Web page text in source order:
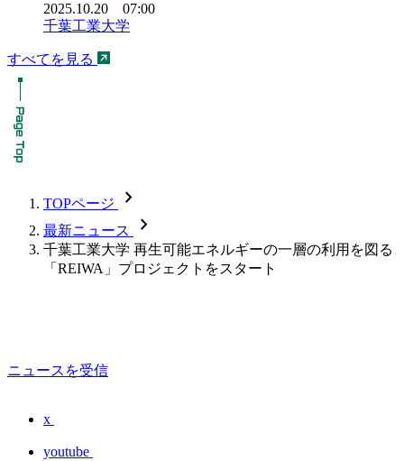
2025.10.20 07:00
千葉工業大学
すべてを見る
TOPページ chevron_forward
最新ニュース chevron_forward
千葉工業大学 再生可能エネルギーの一層の利用を図る
「REIWA」プロジェクトをスタート
ニュースを受信
x
youtube